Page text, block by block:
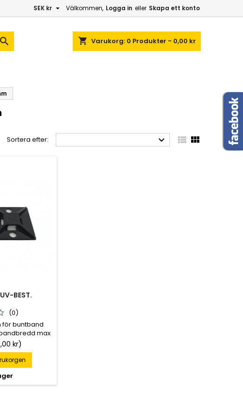
Välkommen, Logga in eller Skapa ett konto
SEK kr 
shopping_cart Varukorg: 0 Produkter - 0,00 kr

Sortera efter:   
BEST.
(0)
för buntband
max
skruvas fast.
som är UV-
100 st.
kr)